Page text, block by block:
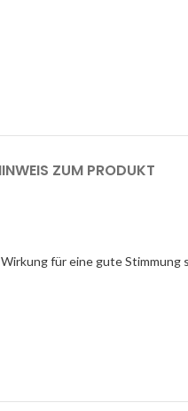
ZUM PRODUKT
für eine gute Stimmung